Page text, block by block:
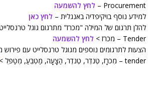
Procurement –
לחץ להשמעה
למידע נוסף בויקיפדיה באנגלית – לחץ כאן
להלן תרגום של המילה "מכרז" מתרגום גוגל
Tender – מכרז >
לחץ להשמעה
הצעות לתרגומים נוספים מגוגל טרנסלייט עם פירוש
tender – מִכרָז, טֶנדֶר, טֶנדֶר, הַצָעָה, מַטְבֵּעַ, מְטַפֵּל >